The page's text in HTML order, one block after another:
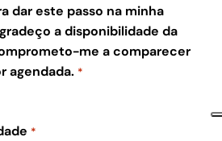
dar este passo na minha
a disponibilidade da
me a comparecer
agendada. *
*